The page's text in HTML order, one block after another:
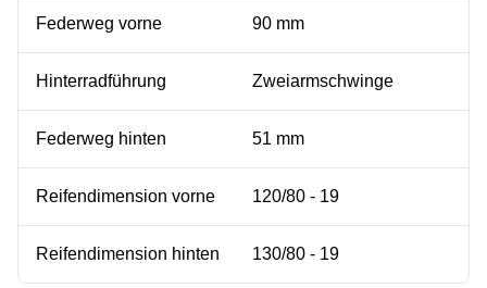
Federweg vorne 90 mm
Hinterradführung Zweiarmschwinge
Federweg hinten 51 mm
Reifendimension vorne 120/80 - 19
Reifendimension hinten 130/80 - 19